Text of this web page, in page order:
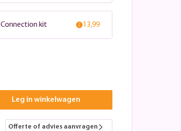
Connection kit 13,99
Leg in winkelwagen
Offerte of advies aanvragen